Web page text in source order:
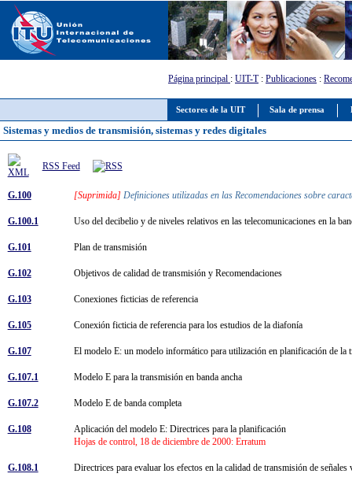
Sectores de la UIT Sala de prensa
Página principal : UIT-T: Publicaciones :
Sistemas y medios de transmisión, sistemas y redes digitales
RSS Feed
G.100 [Suprimida] Definiciones utilizadas en las Recomendaciones sobre
G.100.1 Uso del decibelio y de niveles relativos en las telecomunicaciones en la
G.101 Plan de transmisión
G.102 Objetivos de calidad de transmisión y Recomendaciones
G.103 Conexiones ficticias de referencia
G.105 Conexión ficticia de referencia para los estudios de la diafonía
G.107 El modelo E: un modelo informático para utilización en planificación de
G.107.1 Modelo E para la transmisión en banda ancha
G.107.2 Modelo E de banda completa
G.108
Aplicación del modelo E: Directrices para la planificación
Hojas de control, 18 de diciembre de 2000: Erratum
G.108.1 Directrices para evaluar los efectos en la calidad de transmisión de